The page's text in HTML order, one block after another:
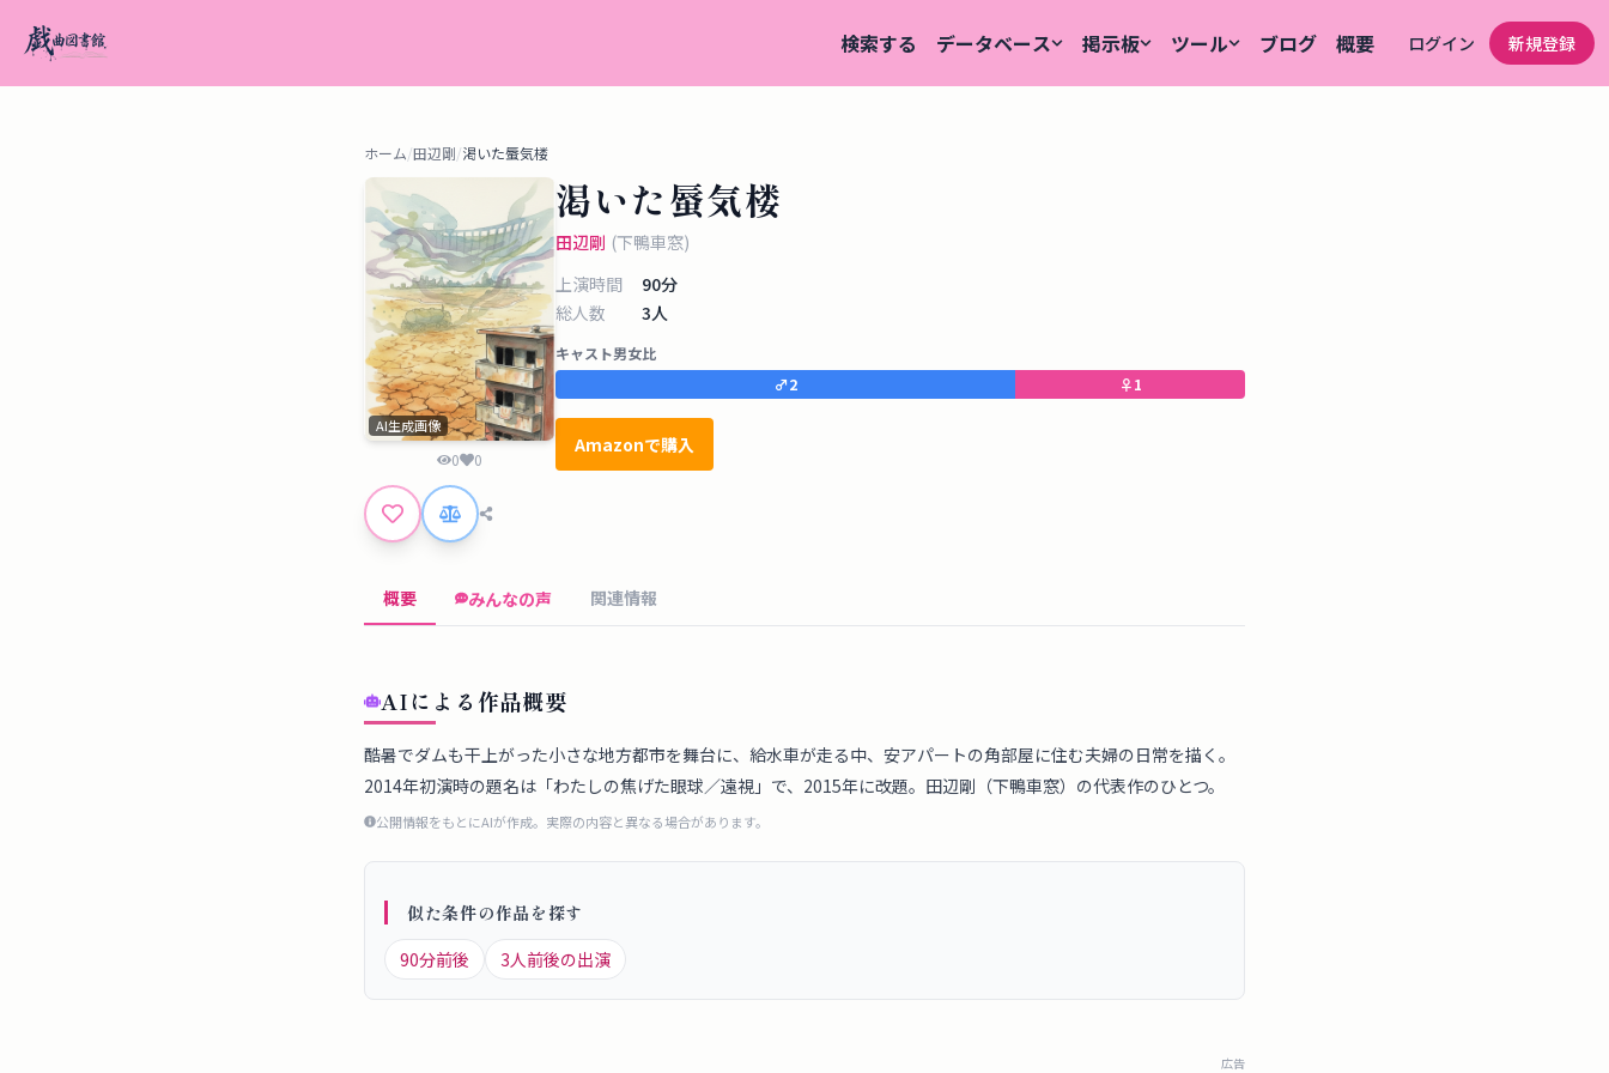
検索する データベース 掲示板 ツール ブログ 概要 ログイン 新規登録
ホーム/田辺剛/渇いた蜃気楼
AI生成画像
0 0
渇いた蜃気楼
田辺剛 (下鴨車窓)
上演時間
90分
総人数
3人
キャスト男女比
♂2 ♀1
Amazonで購入
概要 みんなの声 関連情報
AIによる作品概要
酷暑でダムも干上がった小さな地方都市を舞台に、給水車が走る中、安アパートの角部屋に住む夫婦の日常を描く。
2014年初演時の題名は「わたしの焦げた眼球／遠視」で、2015年に改題。田辺剛（下鴨車窓）の代表作のひとつ。
公開情報をもとにAIが作成。実際の内容と異なる場合があります。
似た条件の作品を探す
90分前後 3人前後の出演
広告